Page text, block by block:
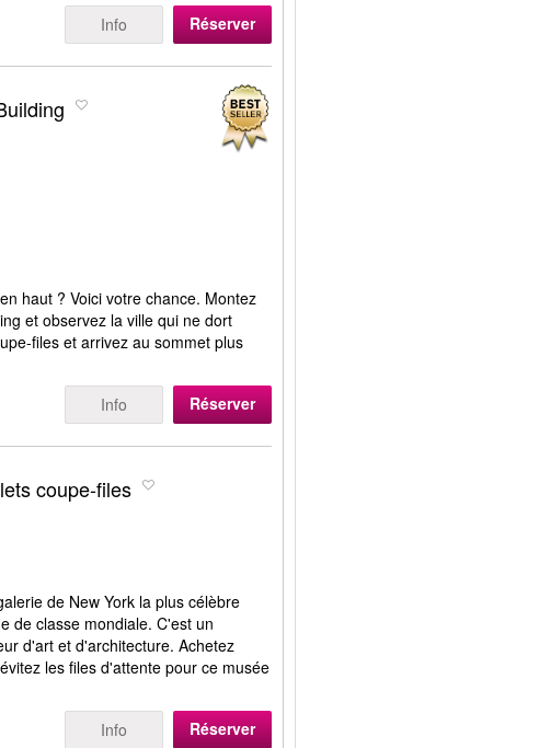
Info Réserver
haut ? Voici votre chance. Montez
et observez la ville qui ne dort
files et arrivez au sommet plus
Info Réserver
coupe-files
de New York la plus célèbre
de classe mondiale. C'est un
d'art et d'architecture. Achetez
les files d'attente pour ce musée
Info Réserver